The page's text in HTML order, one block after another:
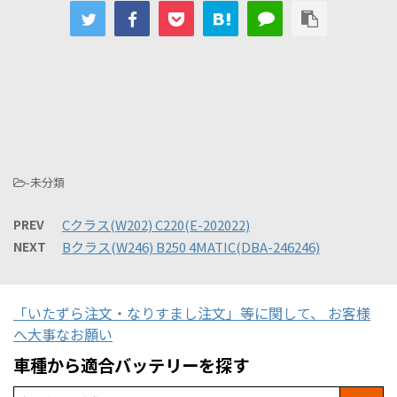
-未分類
PREV Cクラス(W202) C220(E-202022)
NEXT Bクラス(W246) B250 4MATIC(DBA-246246)
「いたずら注文・なりすまし注文」等に関して、 お客様
へ大事なお願い
車種から適合バッテリーを探す
Search